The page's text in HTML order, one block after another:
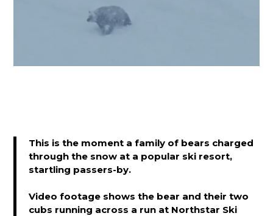
This is the moment a family of bears charged
through the snow at a popular ski resort,
startling passers-by.
Video footage shows the bear and their two
cubs running across a run at Northstar Ski